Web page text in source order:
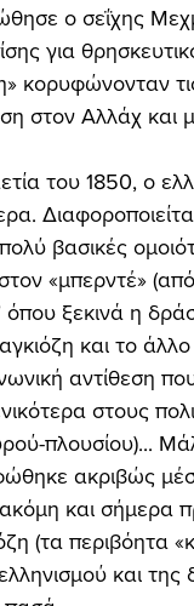
ο σεΐχης
για
κορυφώνονταν
στον Αλλάχ και
βασικές
ξεκινά η
και το
αντίθεση
στους
πλουσίου)...
ακριβώς
και σήμερα
(τα περιβόητα
και της